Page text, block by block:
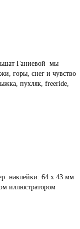
Ганиевой мы
горы, снег и чувство
пухляк, freeride,
наклейки: 64 х 43 мм
иллюстратором